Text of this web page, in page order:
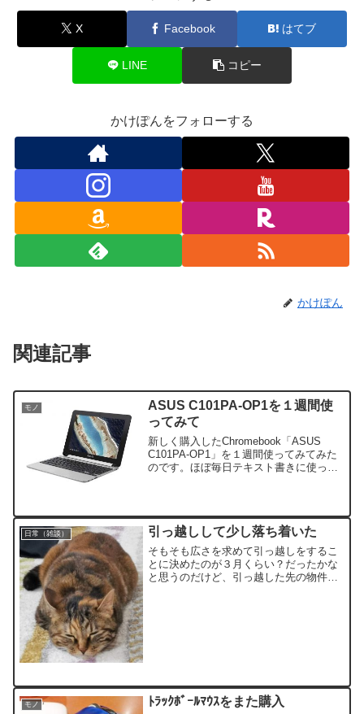
X Facebook はてブ
LINE コピー
かけぽんをフォローする
かけぽん
関連記事
モノ
ASUS C101PA-OP1を１週間使
ってみて
新しく購入したChromebook「ASUS
C101PA-OP1」を１週間使ってみてみた
のです。ほぼ毎日テキスト書きに使って
日常（雑談） 引っ越しして少し落ち着いた
そもそも広さを求めて引っ越しをするこ
とに決めたのが３月くらい？だったかな
と思うのだけど、引っ越した先の物件が
モノ ﾄﾗｯｸﾎﾞｰﾙﾏｳｽをまた購入